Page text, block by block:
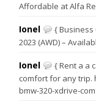
Affordable at Alfa
Ionel
{ Business
2023 (AWD) –
Ionel
{ Rent a a
comfort for any
bmw-320-xdrive-